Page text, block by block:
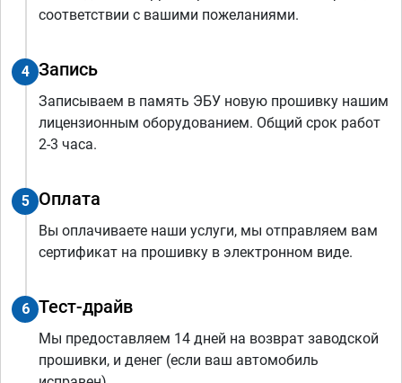
соответствии с вашими пожеланиями.
4 Запись
Записываем в память ЭБУ новую прошивку нашим
лицензионным оборудованием. Общий срок работ
2-3 часа.
5 Оплата
Вы оплачиваете наши услуги, мы отправляем вам
сертификат на прошивку в электронном виде.
6 Тест-драйв
Мы предоставляем 14 дней на возврат заводской
прошивки, и денег (если ваш автомобиль